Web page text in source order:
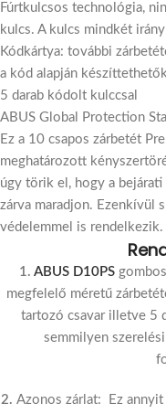
Fúrtkulcsos technológia,
kulcs. A kulcs mindkét
Kódkártya: további
a kód alapján
5 darab kódolt kulccsal
ABUS Global Protection
Ez a 10 csapos zárbetét
meghatározott
úgy törik el, hogy a
zárva maradjon. Ezenkívül
védelemmel is rendelkezik.
1. ABUS D10PS
megfelelő méretű
tartozó csavar illetve 5
semmilyen
2. Azonos zárlat: Ez